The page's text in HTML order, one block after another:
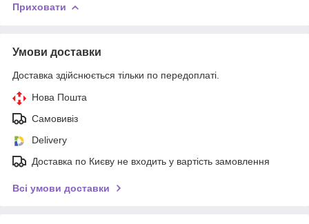
Приховати
Умови доставки
Доставка здійснюється тільки по передоплаті.
Нова Пошта
Самовивіз
Delivery
Доставка по Києву не входить у вартість замовлення
Всі умови доставки